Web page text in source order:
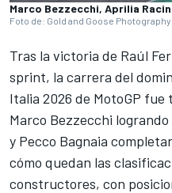
Marco Bezzecchi, Aprilia
Foto de: Gold and Goose
Tras la victoria de Raúl
sprint, la carrera del
Italia 2026 de MotoGP
Marco Bezzecchi
y Pecco Bagnaia
cómo quedan las
constructores, con